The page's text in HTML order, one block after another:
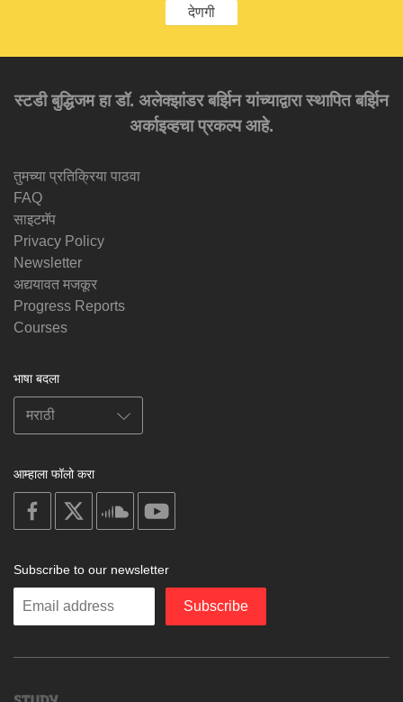
देणगी
स्टडी बुद्धिजम हा डॉ. अलेक्झांडर बर्झिन यांच्याद्वारा स्थापित बर्झिन
अर्काइव्हचा प्रकल्प आहे.
तुमच्या प्रतिक्रिया पाठवा
FAQ
साइटमॅप
Privacy Policy
Newsletter
अद्ययावत मजकूर
Progress Reports
Courses
भाषा बदला
आम्हाला फॉलो करा
on
facebook
soundcloud
Subscribe to our newsletter
Enter
Subscribe
Study